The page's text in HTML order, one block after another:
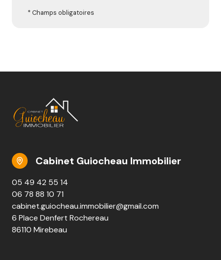
* Champs obligatoires
Cabinet Guiocheau Immobilier
05 49 42 55 14
06 78 88 10 71
cabinet.guiocheau.immobilier@gmail.com
6 Place Denfert Rochereau
86110 Mirebeau